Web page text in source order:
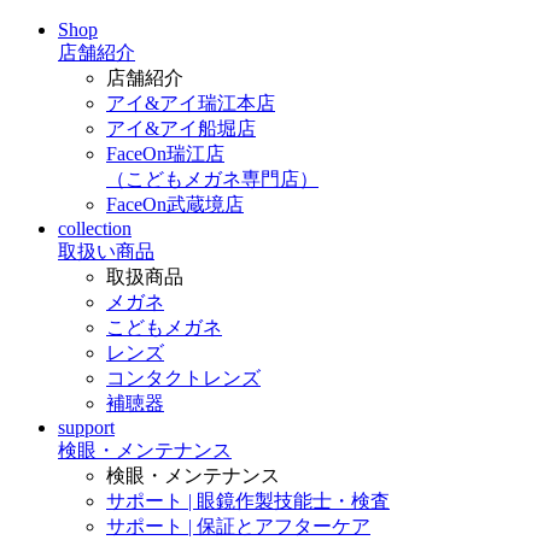
Shop
店舗紹介
店舗紹介
アイ&アイ瑞江本店
アイ&アイ船堀店
FaceOn瑞江店
（こどもメガネ専門店）
FaceOn武蔵境店
collection
取扱い商品
取扱商品
メガネ
こどもメガネ
レンズ
コンタクトレンズ
補聴器
support
検眼・メンテナンス
検眼・メンテナンス
サポート | 眼鏡作製技能士・検査
サポート | 保証とアフターケア